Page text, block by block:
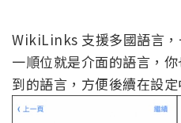
WikiLinks 支援多國語言
一順位就是介面的語言，
到的語言，方便後續在設定